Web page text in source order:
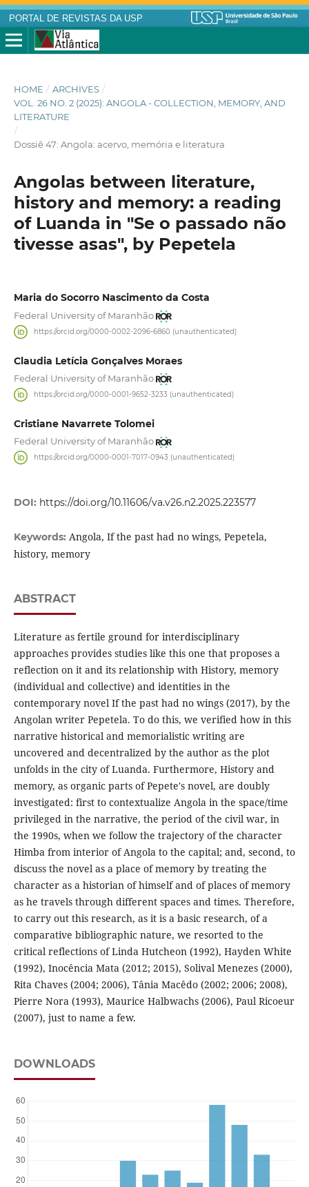
PORTAL DE REVISTAS DA USP
HOME / ARCHIVES /
VOL. 26 NO. 2 (2025): ANGOLA - COLLECTION, MEMORY, AND
LITERATURE
/
Dossiê 47: Angola: acervo, memória e literatura
Angolas between literature,
history and memory: a reading
of Luanda in "Se o passado não
tivesse asas", by Pepetela
Maria do Socorro Nascimento da Costa
Federal University of Maranhão
https://orcid.org/0000-0002-2096-6860 (unauthenticated)
Claudia Letícia Gonçalves Moraes
Federal University of Maranhão
https://orcid.org/0000-0001-9652-3233 (unauthenticated)
Cristiane Navarrete Tolomei
Federal University of Maranhão
https://orcid.org/0000-0001-7017-0943 (unauthenticated)
DOI: https://doi.org/10.11606/va.v26.n2.2025.223577
Keywords: Angola, If the past had no wings, Pepetela,
history, memory
ABSTRACT
Literature as fertile ground for interdisciplinary
approaches provides studies like this one that proposes a
reflection on it and its relationship with History, memory
(individual and collective) and identities in the
contemporary novel If the past had no wings (2017), by the
Angolan writer Pepetela. To do this, we verified how in this
narrative historical and memorialistic writing are
uncovered and decentralized by the author as the plot
unfolds in the city of Luanda. Furthermore, History and
memory, as organic parts of Pepete's novel, are doubly
investigated: first to contextualize Angola in the space/time
privileged in the narrative, the period of the civil war, in
the 1990s, when we follow the trajectory of the character
Himba from interior of Angola to the capital; and, second, to
discuss the novel as a place of memory by treating the
character as a historian of himself and of places of memory
as he travels through different spaces and times. Therefore,
to carry out this research, as it is a basic research, of a
comparative bibliographic nature, we resorted to the
critical reflections of Linda Hutcheon (1992), Hayden White
(1992), Inocência Mata (2012; 2015), Solival Menezes (2000),
Rita Chaves (2004; 2006), Tânia Macêdo (2002; 2006; 2008),
Pierre Nora (1993), Maurice Halbwachs (2006), Paul Ricoeur
(2007), just to name a few.
DOWNLOADS